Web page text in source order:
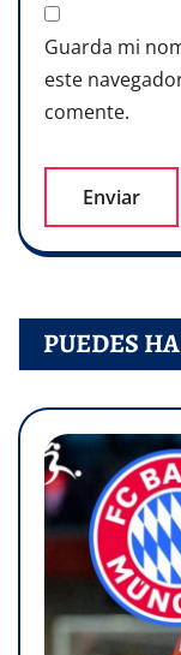
Guarda mi
este
comente.
PUEDES